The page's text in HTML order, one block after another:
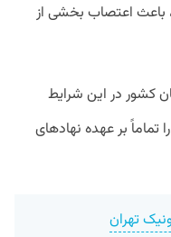
باعث اعتصاب بخشی از
کشور در این شرایط
بر عهده نهادهای
تهران